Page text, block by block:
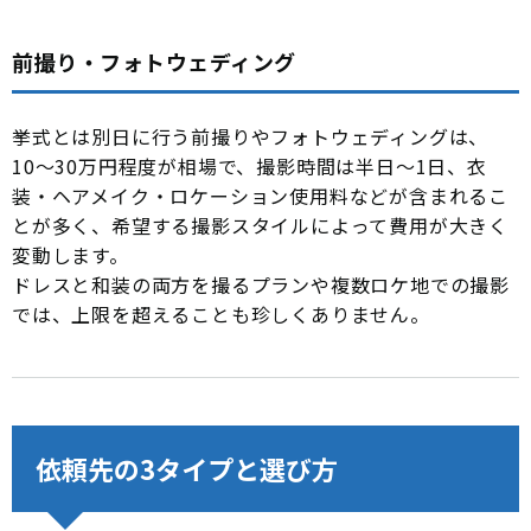
前撮り・フォトウェディング
挙式とは別日に行う前撮りやフォトウェディングは、
10〜30万円程度が相場で、撮影時間は半日〜1日、衣
装・ヘアメイク・ロケーション使用料などが含まれるこ
とが多く、希望する撮影スタイルによって費用が大きく
変動します。
ドレスと和装の両方を撮るプランや複数ロケ地での撮影
では、上限を超えることも珍しくありません。
依頼先の3タイプと選び方